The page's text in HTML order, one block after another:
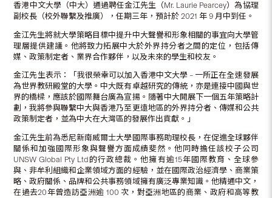
香港中文大學（中大）通過聘任金江先生（Mr. Laurie Pearcey）為協理
副校長（校外聯繫及推廣），任期三年，預計於 2021 年 9 月中到任。
金江先生將就大學策略目標中提升中大聲譽和形象相關的事宜向大學管
理層提供建議。他將致力拓展中大於外界持分者之間的定位，包括傳
媒、政策制定者、業界合作夥伴，以及未來的學生和校友。
金江先生表示：「我很榮幸可以加入香港中文大學 – 一所正在全速發展
為世界教研殿堂的大學。中大既有卓越研究的傳統，亦是連接中國與世
界的橋樑，應該於國際舞台廣為宣揚。隨著中大開展下一個五年策略計
劃，我將參與聯繫中大與香港乃至更遠地區的外界持分者、傳媒和公共
政策制定者，並為中大在大灣區的發展作出貢獻。」
金江先生前為悉尼新南威爾士大學國際事務助理校長，在促進全球夥伴
關係和加強國際形象與聲譽方面成績斐然。他同時擔任該校子公司
UNSW Global Pty Ltd的行政總裁。他擁有逾15年國際教育、全球參
與、非牟利組織和企業領域方面的經驗，並在國際政治經濟學、商業策
略、政府關係、品牌和公共事務領域擁有廣泛專業知識。他精通中文，
在過去20年曾造訪亞洲逾 100 次，對亞洲地區的商業、政府和高等教